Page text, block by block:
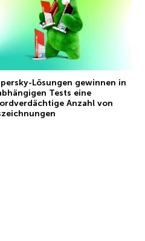
Lösungen gewinnen in
Tests eine
Anzahl von